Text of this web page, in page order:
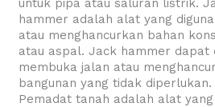
untuk pipa atau saluran listrik.
hammer adalah alat yang
atau menghancurkan bahan
atau aspal. Jack hammer dapat
membuka jalan atau
bangunan yang tidak diperlukan.
Pemadat tanah adalah alat